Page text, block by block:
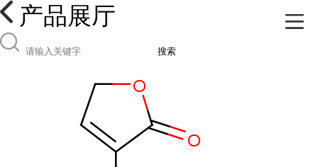
产品展厅
搜索